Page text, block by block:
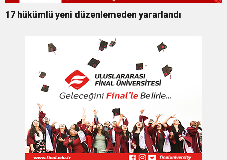
17 hükümlü yeni düzenlemeden yararlandı